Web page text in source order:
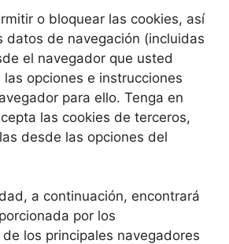
o bloquear las cookies, así
datos de navegación (incluidas
el navegador que usted
opciones e instrucciones
para ello. Tenga en
las cookies de terceros,
desde las opciones del
a continuación, encontrará
por los
los principales navegadores